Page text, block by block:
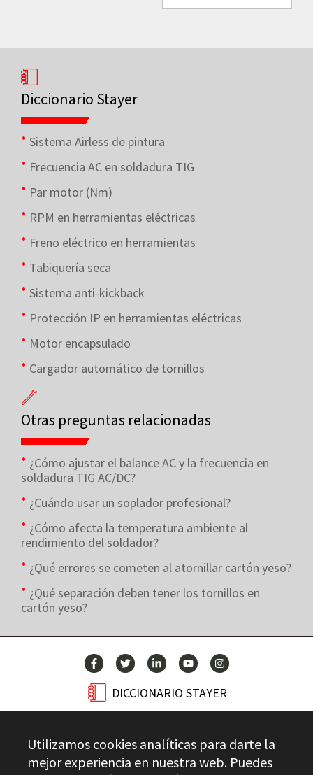
Diccionario Stayer
Sistema Airless de pintura
Frecuencia AC en soldadura TIG
Par motor (Nm)
RPM en herramientas eléctricas
Freno eléctrico en herramientas
Tabiquería seca
Sistema anti-kickback
Protección IP en herramientas eléctricas
Motor encapsulado
Cargador automático de tornillos
Otras preguntas relacionadas
¿Cómo ajustar el balance AC y la frecuencia en
soldadura TIG AC/DC?
¿Cuándo usar un soplador profesional?
¿Cómo afecta la temperatura ambiente al
rendimiento del soldador?
¿Qué errores se cometen al atornillar cartón yeso?
¿Qué separación deben tener los tornillos en
cartón yeso?
DICCIONARIO STAYER
CONTACTO
Utilizamos cookies analíticas para darte la
mejor experiencia en nuestra web. Puedes